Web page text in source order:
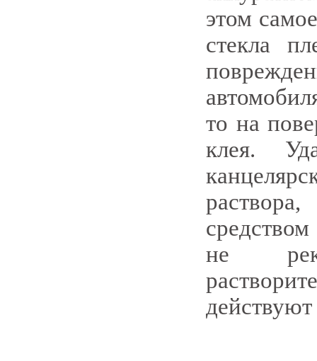
этом
стекла
то на
клея.
не
действуют